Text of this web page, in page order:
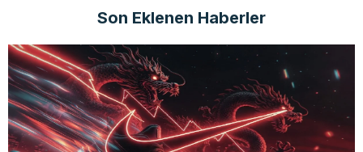
Son Eklenen Haberler